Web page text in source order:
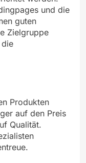
und die
guten
Zielgruppe
Produkten
auf den Preis
Qualität.